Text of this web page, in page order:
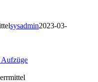
sysadmin2023-03-
Aufzüge